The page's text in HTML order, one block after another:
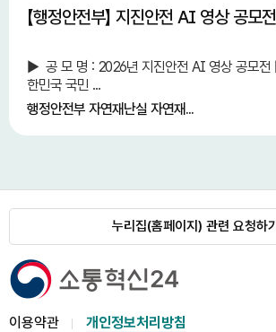
【행정안전부】 지진안전 AI 영상 공모전
► 공 모 명 : 2026년 지진안전 AI 영상 공모전 ► 공모대상 : 대
한민국 국민 ...
행정안전부 자연재난실 자연재...
누리집(홈페이지) 관련 요청하기
이용약관 개인정보처리방침